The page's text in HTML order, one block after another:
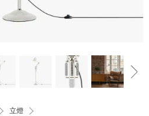
立燈